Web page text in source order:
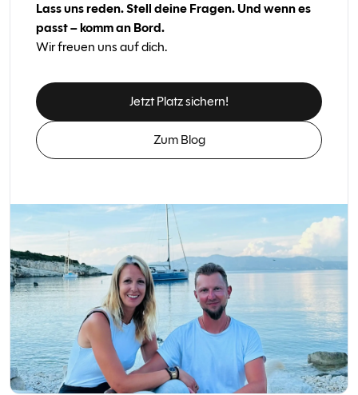
Lass uns reden. Stell deine Fragen. Und wenn es
passt – komm an Bord.
Wir freuen uns auf dich.
Jetzt Platz sichern!
Zum Blog